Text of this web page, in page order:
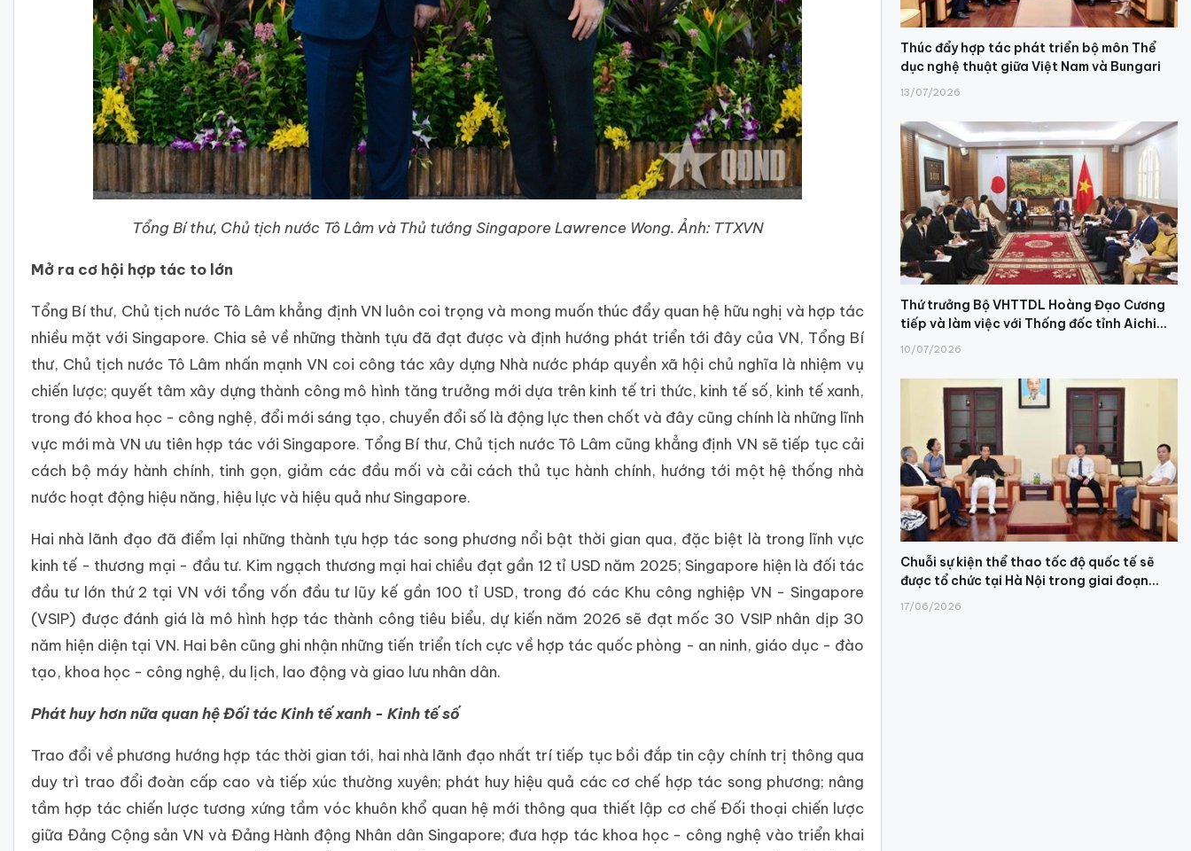
Tổng Bí thư, Chủ tịch nước Tô Lâm và Thủ tướng Singapore Lawrence Wong. Ảnh: TTXVN
Mở ra cơ hội hợp tác to lớn
Tổng Bí thư, Chủ tịch nước Tô Lâm khẳng định VN luôn coi trọng và mong muốn thúc đẩy quan hệ hữu nghị và hợp tác
nhiều mặt với Singapore. Chia sẻ về những thành tựu đã đạt được và định hướng phát triển tới đây của VN, Tổng Bí
thư, Chủ tịch nước Tô Lâm nhấn mạnh VN coi công tác xây dựng Nhà nước pháp quyền xã hội chủ nghĩa là nhiệm vụ
chiến lược; quyết tâm xây dựng thành công mô hình tăng trưởng mới dựa trên kinh tế tri thức, kinh tế số, kinh tế xanh,
trong đó khoa học - công nghệ, đổi mới sáng tạo, chuyển đổi số là động lực then chốt và đây cũng chính là những lĩnh
vực mới mà VN ưu tiên hợp tác với Singapore. Tổng Bí thư, Chủ tịch nước Tô Lâm cũng khẳng định VN sẽ tiếp tục cải
cách bộ máy hành chính, tinh gọn, giảm các đầu mối và cải cách thủ tục hành chính, hướng tới một hệ thống nhà
nước hoạt động hiệu năng, hiệu lực và hiệu quả như Singapore.
Hai nhà lãnh đạo đã điểm lại những thành tựu hợp tác song phương nổi bật thời gian qua, đặc biệt là trong lĩnh vực
kinh tế - thương mại - đầu tư. Kim ngạch thương mại hai chiều đạt gần 12 tỉ USD năm 2025; Singapore hiện là đối tác
đầu tư lớn thứ 2 tại VN với tổng vốn đầu tư lũy kế gần 100 tỉ USD, trong đó các Khu công nghiệp VN - Singapore
(VSIP) được đánh giá là mô hình hợp tác thành công tiêu biểu, dự kiến năm 2026 sẽ đạt mốc 30 VSIP nhân dịp 30
năm hiện diện tại VN. Hai bên cũng ghi nhận những tiến triển tích cực về hợp tác quốc phòng - an ninh, giáo dục - đào
tạo, khoa học - công nghệ, du lịch, lao động và giao lưu nhân dân.
Phát huy hơn nữa quan hệ Đối tác Kinh tế xanh - Kinh tế số
Trao đổi về phương hướng hợp tác thời gian tới, hai nhà lãnh đạo nhất trí tiếp tục bồi đắp tin cậy chính trị thông qua
duy trì trao đổi đoàn cấp cao và tiếp xúc thường xuyên; phát huy hiệu quả các cơ chế hợp tác song phương; nâng
tầm hợp tác chiến lược tương xứng tầm vóc khuôn khổ quan hệ mới thông qua thiết lập cơ chế Đối thoại chiến lược
giữa Đảng Cộng sản VN và Đảng Hành động Nhân dân Singapore; đưa hợp tác khoa học - công nghệ vào triển khai
Thúc đẩy hợp tác phát triển bộ môn Thể
dục nghệ thuật giữa Việt Nam và Bungari
13/07/2026
Thứ trưởng Bộ VHTTDL Hoàng Đạo Cương
tiếp và làm việc với Thống đốc tỉnh Aichi...
10/07/2026
Chuỗi sự kiện thể thao tốc độ quốc tế sẽ
được tổ chức tại Hà Nội trong giai đoạn...
17/06/2026